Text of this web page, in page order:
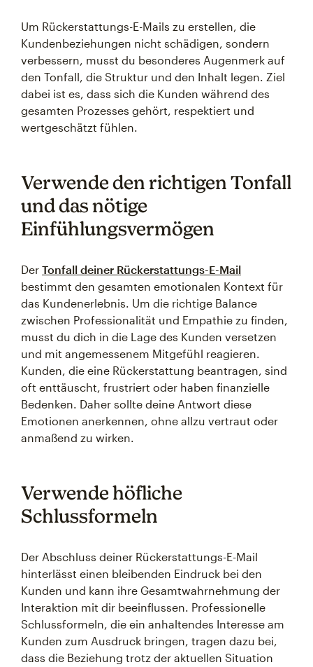
Um Rückerstattungs-E-Mails zu erstellen, die
Kundenbeziehungen nicht schädigen, sondern
verbessern, musst du besonderes Augenmerk auf
den Tonfall, die Struktur und den Inhalt legen. Ziel
dabei ist es, dass sich die Kunden während des
gesamten Prozesses gehört, respektiert und
wertgeschätzt fühlen.
Verwende den richtigen Tonfall
und das nötige
Einfühlungsvermögen
Der Tonfall deiner Rückerstattungs-E-Mail
bestimmt den gesamten emotionalen Kontext für
das Kundenerlebnis. Um die richtige Balance
zwischen Professionalität und Empathie zu finden,
musst du dich in die Lage des Kunden versetzen
und mit angemessenem Mitgefühl reagieren.
Kunden, die eine Rückerstattung beantragen, sind
oft enttäuscht, frustriert oder haben finanzielle
Bedenken. Daher sollte deine Antwort diese
Emotionen anerkennen, ohne allzu vertraut oder
anmaßend zu wirken.
Verwende höfliche
Schlussformeln
Der Abschluss deiner Rückerstattungs-E-Mail
hinterlässt einen bleibenden Eindruck bei den
Kunden und kann ihre Gesamtwahrnehmung der
Interaktion mit dir beeinflussen. Professionelle
Schlussformeln, die ein anhaltendes Interesse am
Kunden zum Ausdruck bringen, tragen dazu bei,
dass die Beziehung trotz der aktuellen Situation